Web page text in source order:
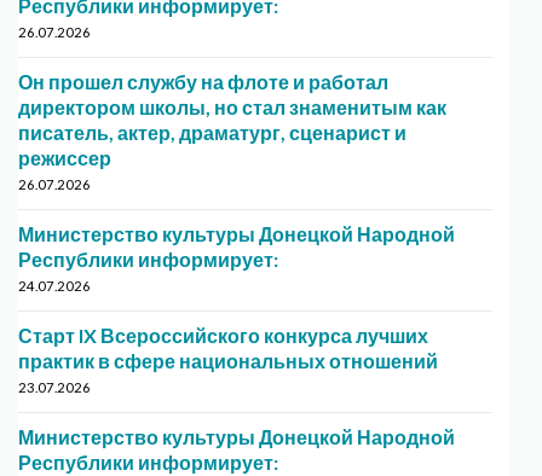
Республики информирует:
26.07.2026
Он прошел службу на флоте и работал
директором школы, но стал знаменитым как
писатель, актер, драматург, сценарист и
режиссер
26.07.2026
Министерство культуры Донецкой Народной
Республики информирует:
24.07.2026
Старт IX Всероссийского конкурса лучших
практик в сфере национальных отношений
23.07.2026
Министерство культуры Донецкой Народной
Республики информирует: